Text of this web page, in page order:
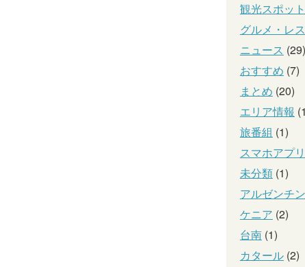
観光スポット
グルメ・レ
ニュース (29)
おすすめ (7)
まとめ (20)
エリア情報
旅番組 (1)
スマホアプリ
未分類 (1)
アルゼンチン
ケニア (2)
台南 (1)
カタール (2)